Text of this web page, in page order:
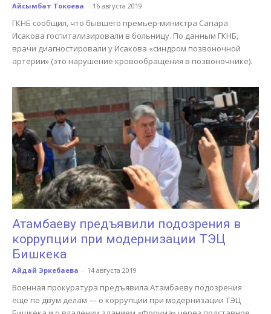
Айсымбат Токоева - 16 августа 2019
ГКНБ сообщил, что бывшего премьер-министра Сапара
Исакова госпитализировали в больницу. По данным ГКНБ,
врачи диагностировали у Исакова «синдром позвоночной
артерии» (это нарушение кровообращения в позвоночнике).
Атамбаеву предъявили подозрения в
коррупции при модернизации ТЭЦ
Бишкека
Айдай Эркебаева - 14 августа 2019
Военная прокуратура предъявила Атамбаеву подозрения
еще по двум делам — о коррупции при модернизации ТЭЦ